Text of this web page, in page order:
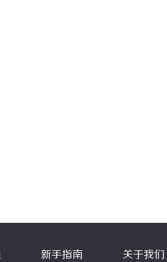
新手指南 关于我们